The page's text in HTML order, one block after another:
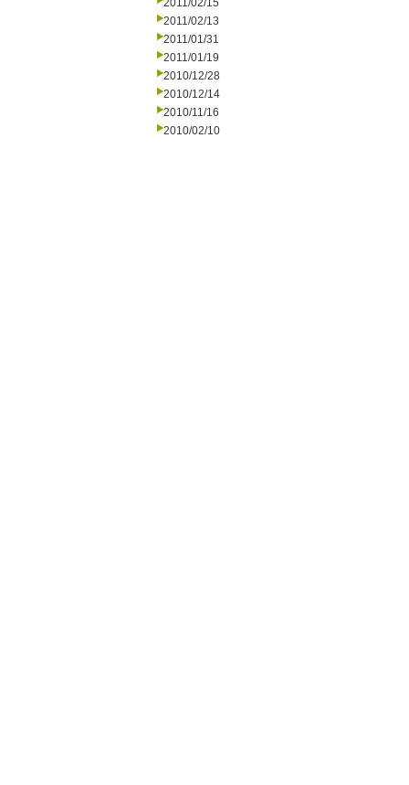
2011/02/15
2011/02/13
2011/01/31
2011/01/19
2010/12/28
2010/12/14
2010/11/16
2010/02/10